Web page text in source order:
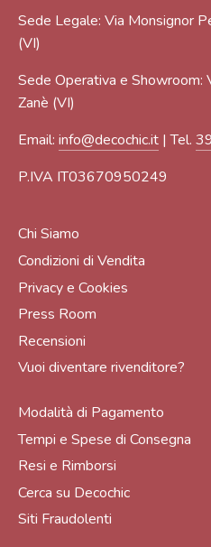
Sede Legale: Via Monsignor
(VI)
Sede Operativa e
Zanè (VI)
Email: info@decochic.it | Tel.
P.IVA IT03670950249
Chi Siamo
Condizioni di Vendita
Privacy e Cookies
Press Room
Recensioni
Vuoi diventare rivenditore?
Modalità di Pagamento
Tempi e Spese di Consegna
Resi e Rimborsi
Cerca su Decochic
Siti Fraudolenti